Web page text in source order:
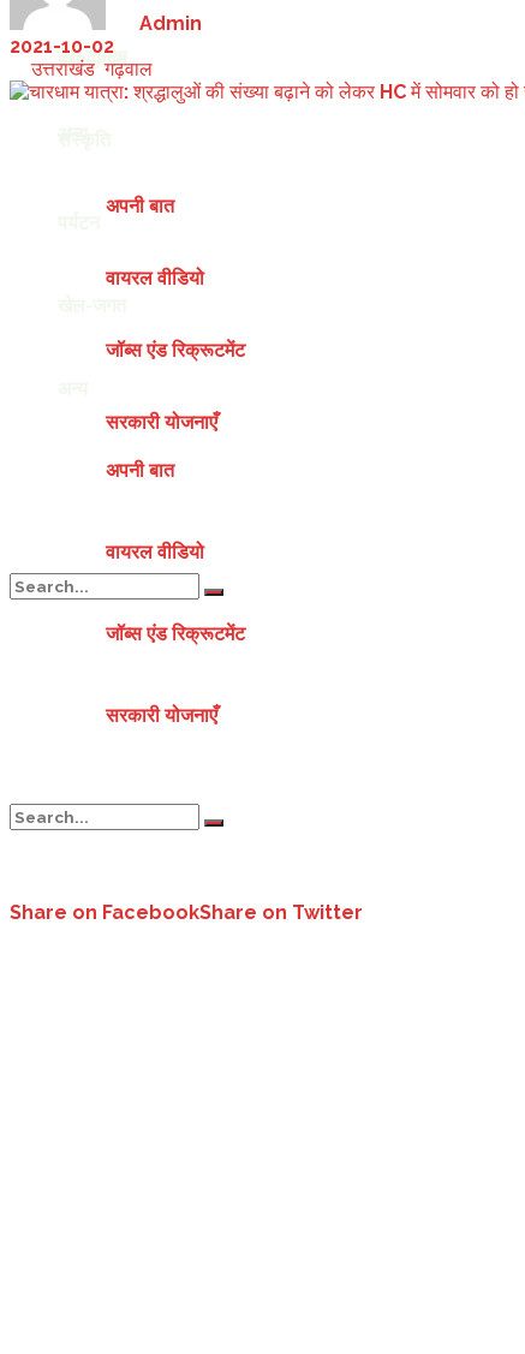
खेल-जगत
अपनी बात
वायरल वीडियो
जॉब्स एंड रिक्रूटमेंट
सरकारी योजनाएँ
View All Result
देश-दुनिया
अपनी बात
वायरल वीडियो
जॉब्स एंड रिक्रूटमेंट
सरकारी योजनाएँ
Admin
2021-10-02
उत्तराखंड ,गढ़वाल
Share on FacebookShare on Twitter